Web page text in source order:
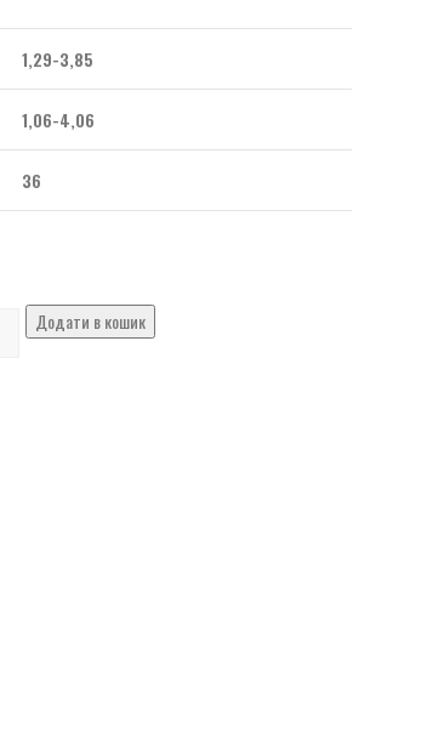
1,29-3,85
1,06-4,06
36
Додати в кошик